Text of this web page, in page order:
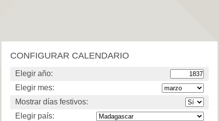
CONFIGURAR CALENDARIO
Elegir año:
Elegir mes:
Mostrar días festivos:
Elegir país: